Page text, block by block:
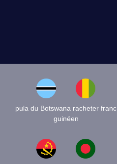
pula du Botswana racheter franc
guinéen